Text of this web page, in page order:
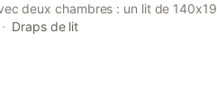
deux chambres : un lit de
cuisine est entièrement équipée
Draps de lit